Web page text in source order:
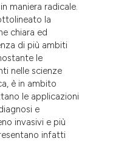
maniera radicale.
la
chiara ed
di più ambiti
le
nelle scienze
è in ambito
le applicazioni
e
invasivi e più
infatti